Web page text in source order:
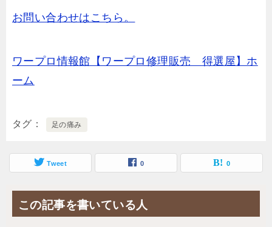
お問い合わせはこちら。
ワープロ情報館【ワープロ修理販売 得選屋】ホ
ーム
タグ 足の痛み
Tweet 0 0
この記事を書いている人